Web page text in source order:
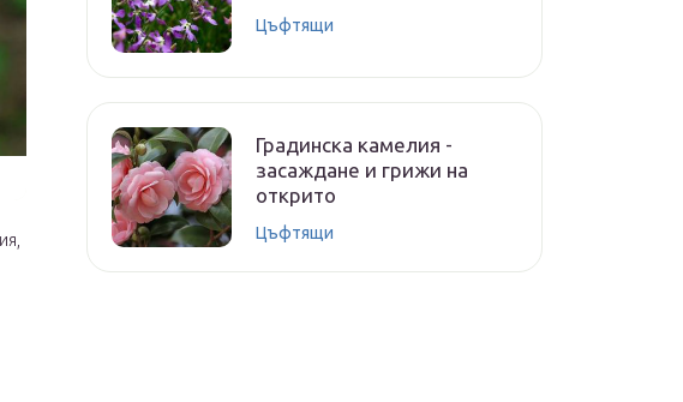
Цъфтящи
Градинска камелия -
засаждане и грижи на
открито
Цъфтящи